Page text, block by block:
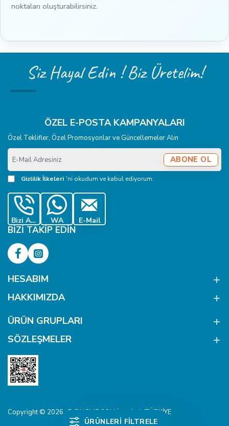
noktaları oluşturabilirsiniz.
Siz Hayal Edin ! Biz Üretelim!
ÖZEL E-POSTA KAMPANYALARI
Özel Teklifler, Özel Promosyonlar ve Güncellemeler Alın
E-
Mail
Adresiniz
ABONE OL
Gizlilik İlkeleri 'ni okudum ve kabul ediyorum.
Bizi Ara WA E-Mail
BIZI TAKIP EDIN
HESABIM
HAKKIMIZDA
ÜRÜN GRUPLARI
SÖZLEŞMELER
Copyright © 2026 , E-DUGME.COM İstanbul, TÜRKİYE
ÜRÜNLERI FILTRELE